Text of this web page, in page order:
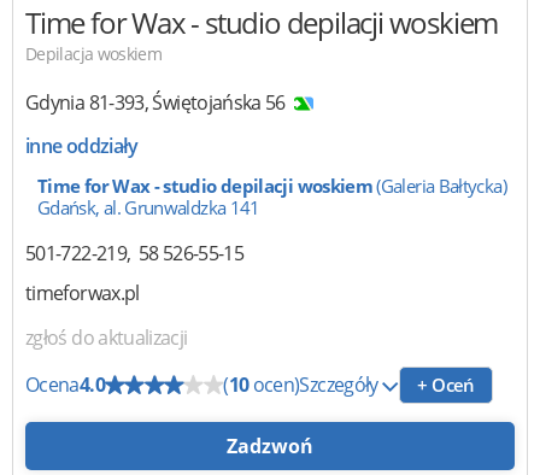
Time for Wax- studio depilacji woskiem
Depilacja woskiem
Gdynia81-393,Świętojańska 56
inne oddziały
Time for Wax - studio depilacji woskiem(Galeria Bałtycka)
Gdańsk, al. Grunwaldzka 141
501-722-219 58 526-55-15
timeforwax.pl
zgłoś do aktualizacji
Ocena4.0 (10ocen)Szczegóły + Oceń
Zadzwoń